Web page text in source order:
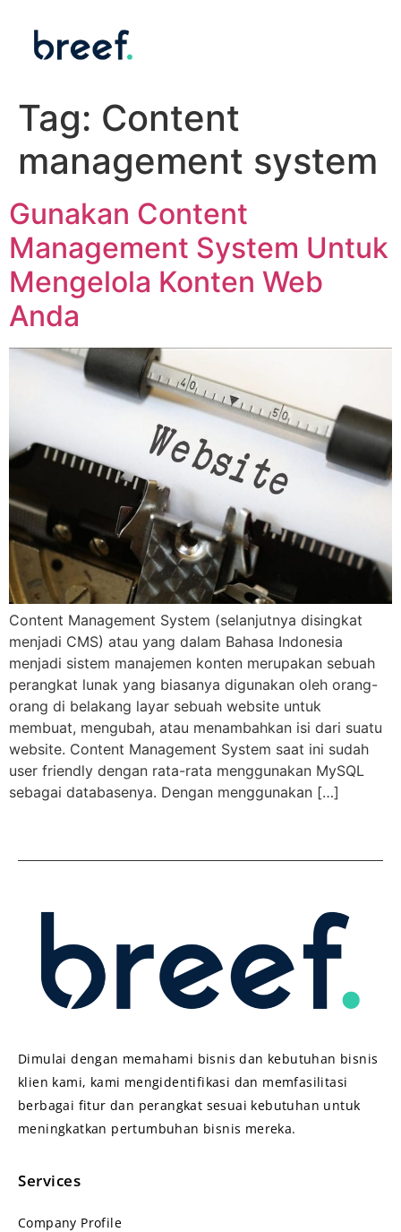
Tag: Content
management system
Gunakan Content
Management System Untuk
Mengelola Konten Web
Anda
Content Management System (selanjutnya disingkat
menjadi CMS) atau yang dalam Bahasa Indonesia
menjadi sistem manajemen konten merupakan sebuah
perangkat lunak yang biasanya digunakan oleh orang-
orang di belakang layar sebuah website untuk
membuat, mengubah, atau menambahkan isi dari suatu
website. Content Management System saat ini sudah
user friendly dengan rata-rata menggunakan MySQL
sebagai databasenya. Dengan menggunakan […]
Dimulai dengan memahami bisnis dan kebutuhan bisnis
klien kami, kami mengidentifikasi dan memfasilitasi
berbagai fitur dan perangkat sesuai kebutuhan untuk
meningkatkan pertumbuhan bisnis mereka.
Services
Company Profile